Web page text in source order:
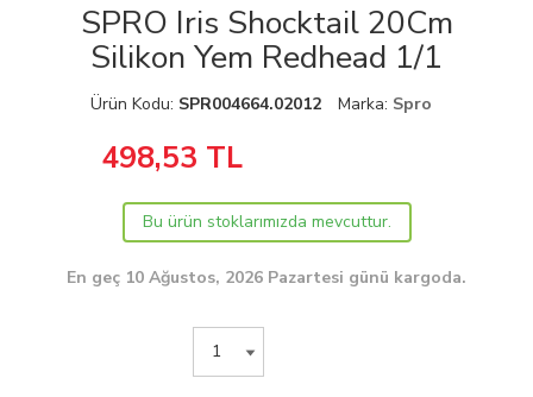
SPRO Iris Shocktail 20Cm
Silikon Yem Redhead 1/1
Ürün Kodu: SPR004664.02012 Marka: Spro
498,53 TL
Bu ürün stoklarımızda mevcuttur.
En geç 10 Ağustos, 2026 Pazartesi günü kargoda.